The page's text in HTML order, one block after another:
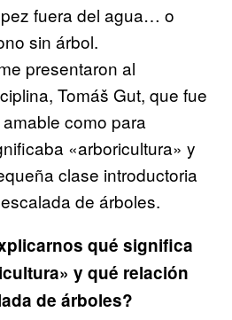
fuera del agua… o
sin árbol.
presentaron al
Tomáš Gut, que fue
como para
«arboricultura» y
clase introductoria
de árboles.
qué significa
y qué relación
de árboles?